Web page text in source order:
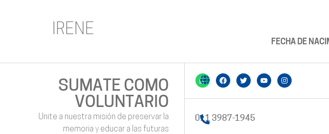
IRENE
FECHA DE
SUMATE COMO
VOLUNTARIO
Unite a nuestra misión de preservar la
memoria y educar a las futuras
011 3987-1945